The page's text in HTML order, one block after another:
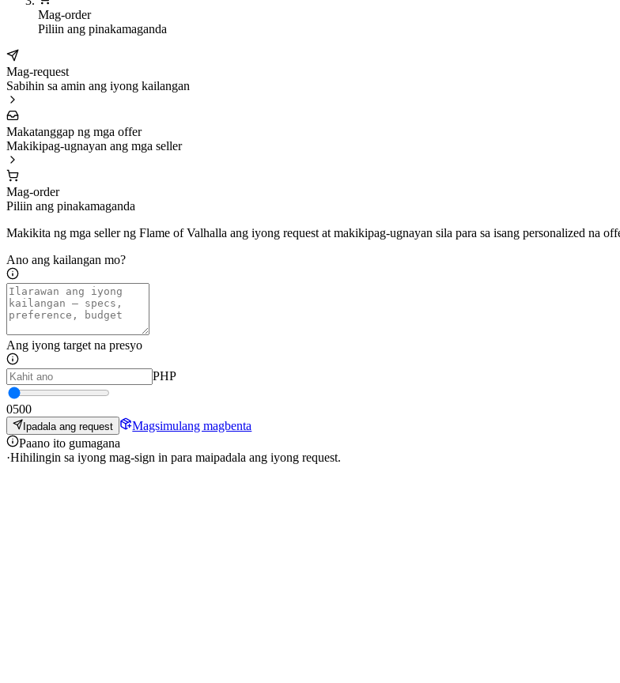
Mag-order
Piliin ang pinakamaganda
Mag-request
Sabihin sa amin ang iyong kailangan
Makatanggap ng mga offer
Makikipag-ugnayan ang mga seller
Mag-order
Piliin ang pinakamaganda
Makikita ng mga seller ng Flame of Valhalla ang iyong request at makikipag-ugnayan sila para sa isang personalized na
Ano ang kailangan mo?
Ang iyong target na presyo
PHP
0500
Ipadala ang request
Magsimulang magbenta
Paano ito gumagana
·Hihilingin sa iyong mag-sign in para maipadala ang iyong request.